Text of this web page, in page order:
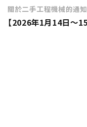
關於二手工程機械的通知
【2026年1月14日～